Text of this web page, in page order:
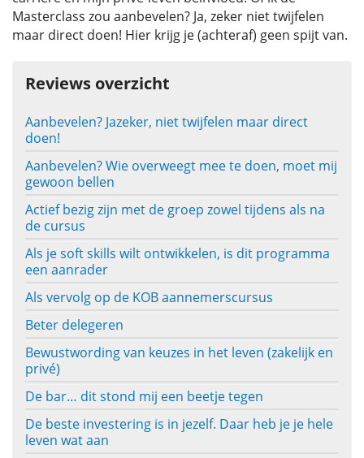
Masterclass zou aanbevelen? Ja, zeker niet twijfelen
maar direct doen! Hier krijg je (achteraf) geen spijt van.
Reviews overzicht
Aanbevelen? Jazeker, niet twijfelen maar direct
doen!
Aanbevelen? Wie overweegt mee te doen, moet mij
gewoon bellen
Actief bezig zijn met de groep zowel tijdens als na
de cursus
Als je soft skills wilt ontwikkelen, is dit programma
een aanrader
Als vervolg op de KOB aannemerscursus
Beter delegeren
Bewustwording van keuzes in het leven (zakelijk en
privé)
De bar… dit stond mij een beetje tegen
De beste investering is in jezelf. Daar heb je je hele
leven wat aan